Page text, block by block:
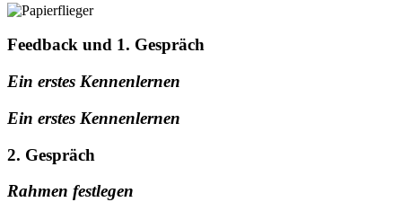
Feedback und 1. Gespräch
Ein erstes Kennenlernen
Ein erstes Kennenlernen
2. Gespräch
Rahmen festlegen